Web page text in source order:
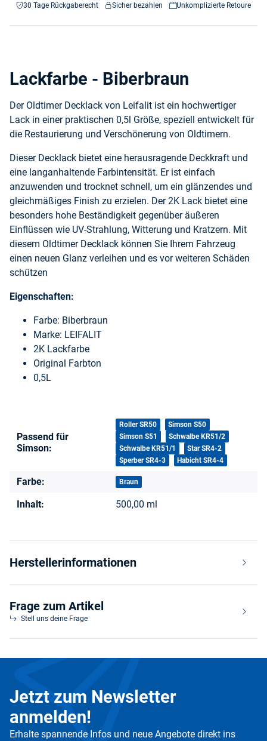
30 Tage Rückgaberecht Sicher bezahlen Unkomplizierte Retoure
Lackfarbe - Biberbraun
Der Oldtimer Decklack von Leifalit ist ein hochwertiger
Lack in einer praktischen 0,5l Größe, speziell entwickelt für
die Restaurierung und Verschönerung von Oldtimern.
Dieser Decklack bietet eine herausragende Deckkraft und
eine langanhaltende Farbintensität. Er ist einfach
anzuwenden und trocknet schnell, um ein glänzendes und
gleichmäßiges Finish zu erzielen. Der 2K Lack bietet eine
besonders hohe Beständigkeit gegenüber äußeren
Einflüssen wie UV-Strahlung, Witterung und Kratzern. Mit
diesem Oldtimer Decklack können Sie Ihrem Fahrzeug
einen neuen Glanz verleihen und es vor weiteren Schäden
schützen
Eigenschaften:
Farbe: Biberbraun
Marke: LEIFALIT
2K Lackfarbe
Original Farbton
0,5L
Passend für
Simson:
Roller SR50
Simson S50
Simson S51
Schwalbe KR51/2
Schwalbe KR51/1
Star SR4-2
Sperber SR4-3
Habicht SR4-4
Farbe: Braun
Inhalt: 500,00 ml
Herstellerinformationen
Frage zum Artikel
Stell uns deine Frage
Jetzt zum Newsletter
anmelden!
Erhalte spannende Infos und neue Angebote direkt ins